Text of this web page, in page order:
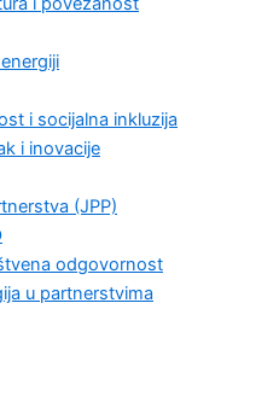
i socijalna inkluzija
i inovacije
(JPP)
odgovornost
u partnerstvima